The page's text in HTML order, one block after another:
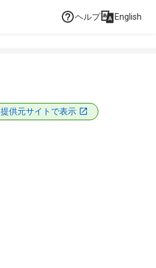
ヘルプ English
提供元サイトで表示